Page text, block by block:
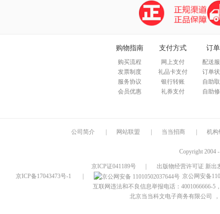
购物指南
购买流程
发票制度
服务协议
会员优惠
支付方式
网上支付
礼品卡支付
银行转账
礼券支付
订
配送
订单
自助
自助
公司简介 网站联盟 当当招商 机构
Copyright 2004
京ICP证041189号
出版物经营许可证 新出
京ICP备17043473号-1
京公网安备
互联网违法和不良信息举报电话：4001066666-5
北京当当科文电子商务有限公司